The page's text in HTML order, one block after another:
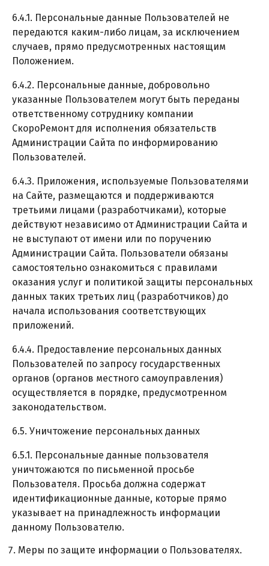
6.4.1. Персональные данные Пользователей не
передаются каким-либо лицам, за исключением
случаев, прямо предусмотренных настоящим
Положением.
6.4.2. Персональные данные, добровольно
указанные Пользователем могут быть переданы
ответственному сотруднику компании
СкороРемонт для исполнения обязательств
Администрации Сайта по информированию
Пользователей.
6.4.3. Приложения, используемые Пользователями
на Сайте, размещаются и поддерживаются
третьими лицами (разработчиками), которые
действуют независимо от Администрации Сайта и
не выступают от имени или по поручению
Администрации Сайта. Пользователи обязаны
самостоятельно ознакомиться с правилами
оказания услуг и политикой защиты персональных
данных таких третьих лиц (разработчиков) до
начала использования соответствующих
приложений.
6.4.4. Предоставление персональных данных
Пользователей по запросу государственных
органов (органов местного самоуправления)
осуществляется в порядке, предусмотренном
законодательством.
6.5. Уничтожение персональных данных
6.5.1. Персональные данные пользователя
уничтожаются по письменной просьбе
Пользователя. Просьба должна содержат
идентификационные данные, которые прямо
указывает на принадлежность информации
данному Пользователю.
Меры по защите информации о Пользователях.